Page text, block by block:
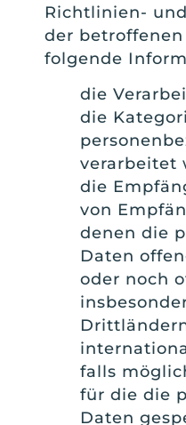
Richtlinien-
der
folgende
die
die
verarbeitet
die
von
denen die
Daten
oder noch
falls
für die die
Daten